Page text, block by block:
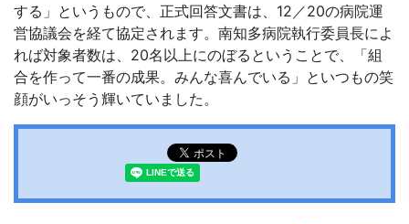
する」というもので、正式回答文書は、12／20の病院運
営協議会を経て協定されます。南知多病院執行委員長によ
れば対象者数は、20名以上にのぼるということで、「組
合を作って一番の成果。みんな喜んでいる」といつもの笑
顔がいっそう輝いていました。